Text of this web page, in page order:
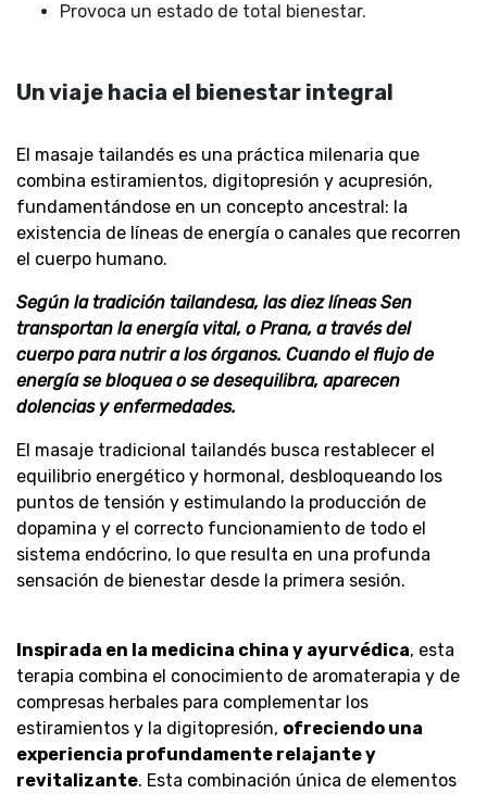
Provoca un estado de total bienestar.
Un viaje hacia el bienestar integral
El masaje tailandés es una práctica milenaria que
combina estiramientos, digitopresión y acupresión,
fundamentándose en un concepto ancestral: la
existencia de líneas de energía o canales que recorren
el cuerpo humano.
Según la tradición tailandesa, las diez líneas Sen
transportan la energía vital, o Prana, a través del
cuerpo para nutrir a los órganos. Cuando el flujo de
energía se bloquea o se desequilibra, aparecen
dolencias y enfermedades.
El masaje tradicional tailandés busca restablecer el
equilibrio energético y hormonal, desbloqueando los
puntos de tensión y estimulando la producción de
dopamina y el correcto funcionamiento de todo el
sistema endócrino, lo que resulta en una profunda
sensación de bienestar desde la primera sesión.
Inspirada en la medicina china y ayurvédica, esta
terapia combina el conocimiento de aromaterapia y de
compresas herbales para complementar los
estiramientos y la digitopresión, ofreciendo una
experiencia profundamente relajante y
revitalizante. Esta combinación única de elementos